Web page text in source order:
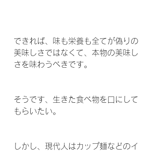
できれば、味も栄養も全てが偽りの
美味しさではなくて、本物の美味し
さを味わうべきです。
そうです、生きた食べ物を口にして
もらいたい。
しかし、現代人はカップ麺などのイ